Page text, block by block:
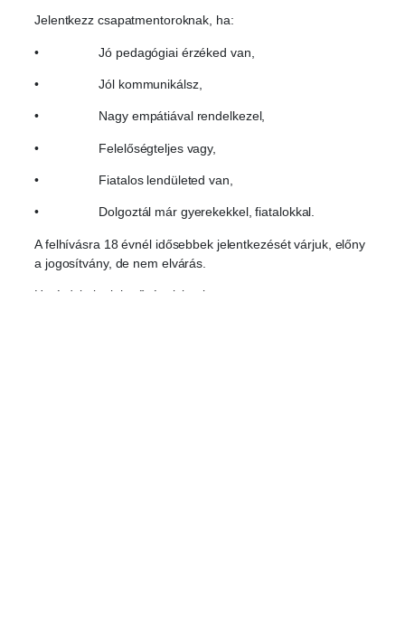
Jelentkezz csapatmentoroknak, ha:
• Jó pedagógiai érzéked van,
• Jól kommunikálsz,
• Nagy empátiával rendelkezel,
• Felelőségteljes vagy,
• Fiatalos lendületed van,
• Dolgoztál már gyerekekkel, fiatalokkal.
A felhívásra 18 évnél idősebbek jelentkezését várjuk, előny
a jogosítvány, de nem elvárás.
Ha érdekel a lehetőség, jelentkezz